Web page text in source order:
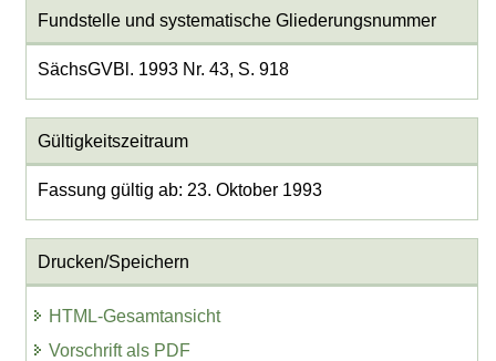
Fundstelle und systematische Gliederungsnummer
SächsGVBl. 1993 Nr. 43, S. 918
Gültigkeitszeitraum
Fassung gültig ab: 23. Oktober 1993
Drucken/Speichern
HTML-Gesamtansicht
Vorschrift als PDF